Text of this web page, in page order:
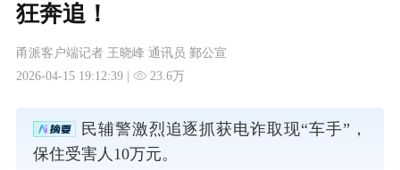
狂奔追！
甬派客户端记者 王晓峰 通讯员 鄞公宣
2026-04-15 19:12:39 |
23.6万
民辅警激烈追逐抓获电诈取现“车手”，
保住受害人10万元。